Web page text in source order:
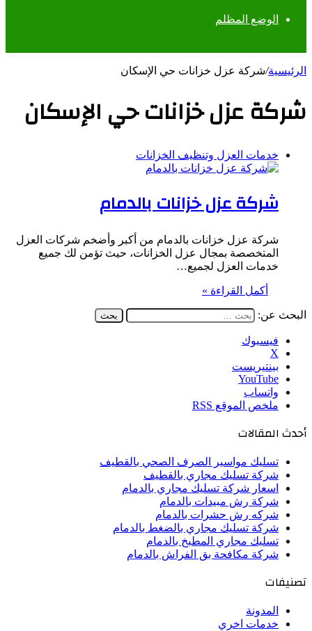
الوضع المظلم
الرئيسية/شركة عزل خزانات حي الإسكان
شركة عزل خزانات حي الإسكان
خدمات العزل وتنظيف الخزانات
شركة عزل خزانات بالدمام
شركة عزل خزانات بالدمام من أكبر وأضخم شركات العزل
المتخصصة بمجال عزل الخزانات، حيث تؤمن لك جميع
خدمات العزل لجميع…
أكمل القراءة »
البحث عن:
فيسبوك
‫X
بينتيريست
‫YouTube
واتساب
ملخص الموقع RSS
أحدث المقالات
تسليك مواسير الصرف الصحي بالقطيف
شركة تسليك مجاري بالقطيف
اسعار شركة تسليك مجاري بالدمام
شركة رش مبيدات بالدمام
شركه رش حشرات بالدمام
شركة تسليك مجاري بالضغط بالدمام
تسليك مجاري المطبخ بالدمام
شركة مكافحة بق الفراش بالدمام
تصنيفات
المدونة
خدمات اخري